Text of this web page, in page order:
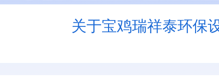
关于宝鸡瑞祥泰环保